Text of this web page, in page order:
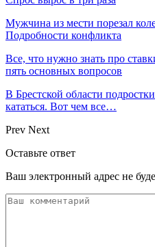
Мужчина из мести порезал
Подробности конфликта
Все, что нужно знать про
пять основных вопросов
В Брестской области
кататься. Вот чем все…
Prev Next
Оставьте ответ
Ваш электронный адрес не